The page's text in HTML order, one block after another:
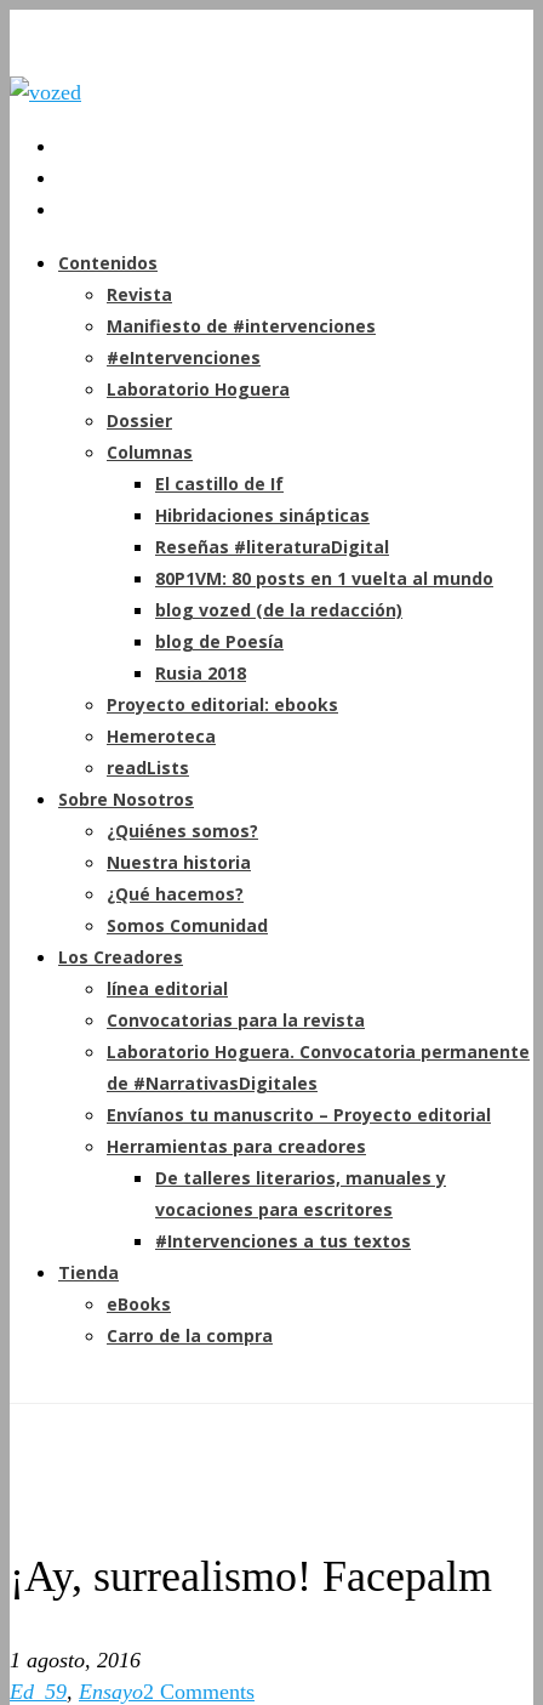
Contenidos
Revista
Manifiesto de #intervenciones
#eIntervenciones
Laboratorio Hoguera
Dossier
Columnas
El castillo de If
Hibridaciones sinápticas
Reseñas #literaturaDigital
80P1VM: 80 posts en 1 vuelta al mundo
blog vozed (de la redacción)
blog de Poesía
Rusia 2018
Proyecto editorial: ebooks
Hemeroteca
readLists
Sobre Nosotros
¿Quiénes somos?
Nuestra historia
¿Qué hacemos?
Somos Comunidad
Los Creadores
línea editorial
Convocatorias para la revista
Laboratorio Hoguera. Convocatoria permanente
de #NarrativasDigitales
Envíanos tu manuscrito – Proyecto editorial
Herramientas para creadores
De talleres literarios, manuales y
vocaciones para escritores
#Intervenciones a tus textos
Tienda
eBooks
Carro de la compra
¡Ay, surrealismo! Facepalm
1 agosto, 2016
Ed_59, Ensayo2 Comments